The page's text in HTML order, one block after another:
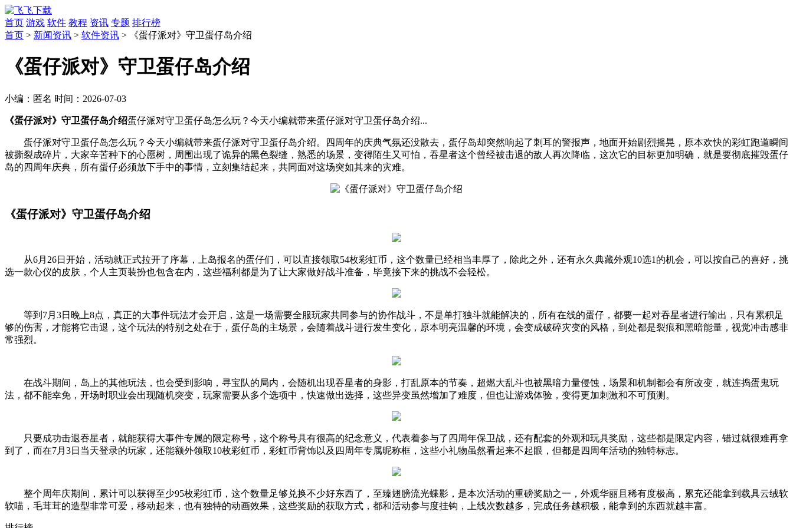
首页 游戏 软件 教程 资讯 专题 排行榜
首页 > 新闻资讯 > 软件资讯 > 《蛋仔派对》守卫蛋仔岛介绍
《蛋仔派对》守卫蛋仔岛介绍
小编： 匿名 时间： 2026-07-03
《蛋仔派对》守卫蛋仔岛介绍蛋仔派对守卫蛋仔岛怎么玩？今天小编就带来蛋仔派对守卫蛋仔岛介绍...
蛋仔派对守卫蛋仔岛怎么玩？今天小编就带来蛋仔派对守卫蛋仔岛介绍。四周年的庆典气氛还没散去，蛋仔岛却突然响起了刺耳的警报声，地面开始剧烈摇晃，原本欢快的彩虹跑道瞬间
被撕裂成碎片，大家辛苦种下的心愿树，周围出现了诡异的黑色裂缝，熟悉的场景，变得陌生又可怕，吞星者这个曾经被击退的敌人再次降临，这次它的目标更加明确，就是要彻底摧毁蛋仔
岛的四周年庆典，所有蛋仔必须放下手中的事情，立刻集结起来，共同面对这场突如其来的灾难。
《蛋仔派对》守卫蛋仔岛介绍
从6月26日开始，活动就正式拉开了序幕，上岛报名的蛋仔们，可以直接领取54枚彩虹币，这个数量已经相当丰厚了，除此之外，还有永久典藏外观10选1的机会，可以按自己的喜好，挑
选一款心仪的皮肤，个人主页装扮也包含在内，这些福利都是为了让大家做好战斗准备，毕竟接下来的挑战不会轻松。
等到7月3日晚上8点，真正的大事件玩法才会开启，这是一场需要全服玩家共同参与的协作战斗，不是单打独斗就能解决的，所有在线的蛋仔，都要一起对吞星者进行输出，只有累积足
够的伤害，才能将它击退，这个玩法的特别之处在于，蛋仔岛的主场景，会随着战斗进行发生变化，原本明亮温馨的环境，会变成破碎灾变的风格，到处都是裂痕和黑暗能量，视觉冲击感非
常强烈。
在战斗期间，岛上的其他玩法，也会受到影响，寻宝队的局内，会随机出现吞星者的身影，打乱原本的节奏，超燃大乱斗也被黑暗力量侵蚀，场景和机制都会有所改变，就连捣蛋鬼玩
法，都不能幸免，开场时职业会出现随机突变，玩家需要从多个选项中，快速做出选择，这些异变虽然增加了难度，但也让游戏体验，变得更加刺激和不可预测。
只要成功击退吞星者，就能获得大事件专属的限定称号，这个称号具有很高的纪念意义，代表着参与了四周年保卫战，还有配套的外观和玩具奖励，这些都是限定内容，错过就很难再拿
到了，而在7月3日当天登录的玩家，还能额外领取10枚彩虹币，彩虹币背饰以及四周年专属昵称框，这些小礼物虽然看起来不起眼，但都是四周年活动的独特标志。
整个周年庆期间，累计可以获得至少95枚彩虹币，这个数量足够兑换不少好东西了，至臻翅膀流光蝶影，是本次活动的重磅奖励之一，外观华丽且稀有度极高，累充还能拿到载具云绒软
软喵，毛茸茸的造型非常可爱，移动起来，也有独特的动画效果，这些奖励的获取方式，都和活动参与度挂钩，上线次数越多，完成任务越积极，能拿到的东西就越丰富。